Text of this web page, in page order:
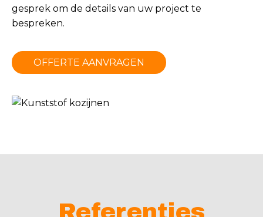
gesprek om de details van uw project te
bespreken.
OFFERTE AANVRAGEN